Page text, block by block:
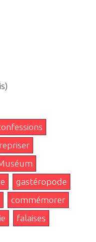
gastéropode
commémorer
falaises